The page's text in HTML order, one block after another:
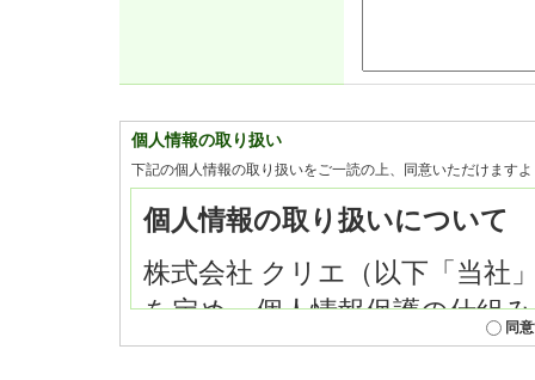
個人情報の取り扱い
下記の個人情報の取り扱いをご一読の上、同意いただけます
同